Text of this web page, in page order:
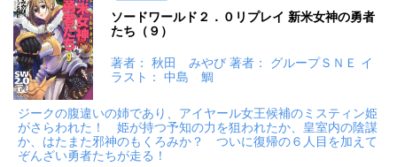
ソードワールド２．０リプレイ 新米女神の勇者
たち（９）
著者： 秋田 みやび 著者： グループＳＮＥ イ
ラスト： 中島 鯛
ジークの腹違いの姉であり、アイヤール女王候補のミスティン姫
がさらわれた！ 姫が持つ予知の力を狙われたか、皇室内の陰謀
か、はたまた邪神のもくろみか？ ついに復帰の６人目を加えて
ぞんざい勇者たちが走る！